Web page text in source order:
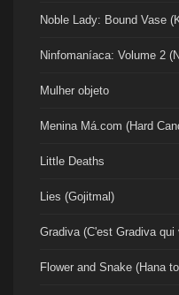
Noble Lady: Bound Vase
Ninfomaníaca: Volume 2
Mulher objeto
Menina Má.com (Hard
Little Deaths
Lies (Gojitmal)
Gradiva (C'est Gradiva qui
Flower and Snake (Hana